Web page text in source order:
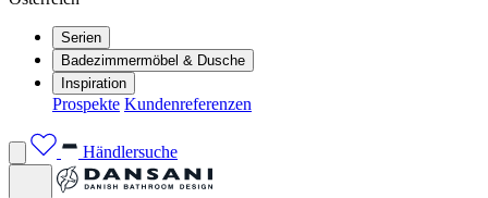
Serien
Badezimmermöbel & Dusche
Inspiration
Prospekte Kundenreferenzen
Händlersuche